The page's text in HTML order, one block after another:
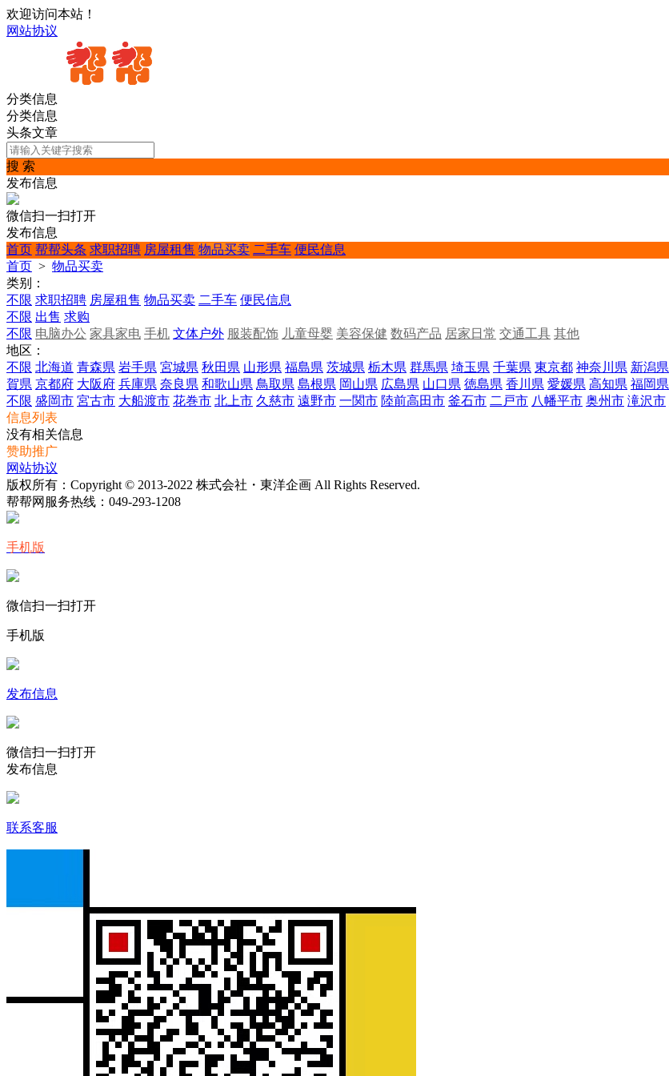
欢迎访问本站！
网站协议
分类信息
分类信息
头条文章
搜 索
发布信息
微信扫一扫打开
发布信息
首页 帮帮头条 求职招聘 房屋租售 物品买卖 二手车 便民信息
首页 > 物品买卖
类别：
不限 求职招聘 房屋租售 物品买卖 二手车 便民信息
不限 出售 求购
不限 电脑办公 家具家电 手机 文体户外 服装配饰 儿童母婴 美容保健 数码产品 居家日常 交通工具 其他
地区：
不限 北海道 青森県 岩手県 宮城県 秋田県 山形県 福島県 茨城県 栃木県 群馬県 埼玉県 千葉県 東京都 神奈川県 新潟県
賀県 京都府 大阪府 兵庫県 奈良県 和歌山県 鳥取県 島根県 岡山県 広島県 山口県 徳島県 香川県 愛媛県 高知県 福岡県
不限 盛岡市 宮古市 大船渡市 花巻市 北上市 久慈市 遠野市 一関市 陸前高田市 釜石市 二戸市 八幡平市 奥州市 滝沢市
信息列表
没有相关信息
赞助推广
网站协议
版权所有：Copyright © 2013-2022 株式会社・東洋企画 All Rights Reserved.
帮帮网服务热线： 049-293-1208
手机版
微信扫一扫打开
手机版
发布信息
微信扫一扫打开
发布信息
联系客服